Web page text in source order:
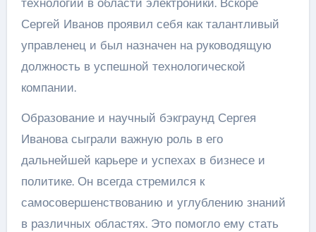
Сергей Иванов проявил себя как талантливый
управленец и был назначен на руководящую
должность в успешной технологической
компании.
Образование и научный бэкграунд Сергея
Иванова сыграли важную роль в его
дальнейшей карьере и успехах в бизнесе и
политике. Он всегда стремился к
самосовершенствованию и углублению знаний
в различных областях. Это помогло ему стать